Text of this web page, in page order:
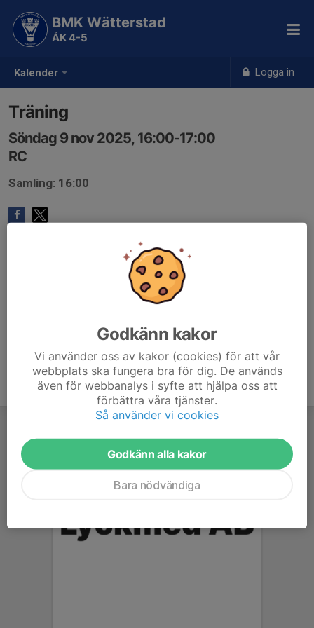
Kalender Logga in
BMK Wätterstad
ÅK 4-5
Träning
Söndag 9 nov 2025, 16:00-17:00
RC
Samling: 16:00
Godkänn kakor
Vi använder oss av kakor (cookies) för att vår
webbplats ska fungera bra för dig. De används
även för webbanalys i syfte att hjälpa oss att
förbättra våra tjänster.
Så använder vi cookies
Godkänn alla kakor
Bara nödvändiga